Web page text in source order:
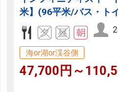
米】(96平米/バス・ト
海or湖or渓谷側
47,700円～